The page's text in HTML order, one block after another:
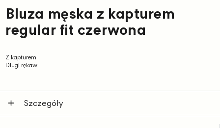
Bluza męska z kapturem
regular fit czerwona
Z kapturem
Długi rękaw
Szczegóły